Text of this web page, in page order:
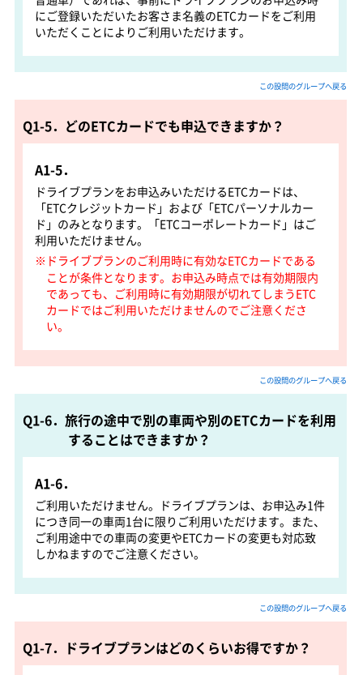
にご登録いただいたお客さま名義のETCカードをご利用
いただくことによりご利用いただけます。
この設問のグループへ戻る
Q1-5．どのETCカードでも申込できますか？
A1-5．
ドライブプランをお申込みいただけるETCカードは、
「ETCクレジットカード」および「ETCパーソナルカー
ド」のみとなります。「ETCコーポレートカード」はご
利用いただけません。
※ドライブプランのご利用時に有効なETCカードである
ことが条件となります。お申込み時点では有効期限内
であっても、ご利用時に有効期限が切れてしまうETC
カードではご利用いただけませんのでご注意くださ
い。
この設問のグループへ戻る
Q1-6．旅行の途中で別の車両や別のETCカードを利用
することはできますか？
A1-6．
ご利用いただけません。ドライブプランは、お申込み1件
につき同一の車両1台に限りご利用いただけます。また、
ご利用途中での車両の変更やETCカードの変更も対応致
しかねますのでご注意ください。
この設問のグループへ戻る
Q1-7．ドライブプランはどのくらいお得ですか？